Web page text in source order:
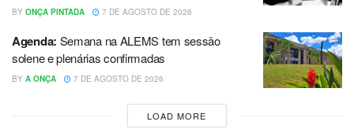
BY ONÇA PINTADA 7 DE AGOSTO DE 2026
Agenda: Semana na ALEMS tem sessão
solene e plenárias confirmadas
BY A ONÇA 7 DE AGOSTO DE 2026
LOAD MORE